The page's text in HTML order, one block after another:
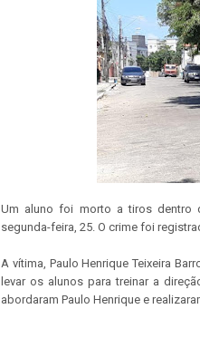
Um aluno foi morto a tiros dentro
segunda-feira, 25. O crime foi
A vítima, Paulo Henrique Teixeira
levar os alunos para treinar a
abordaram Paulo Henrique e